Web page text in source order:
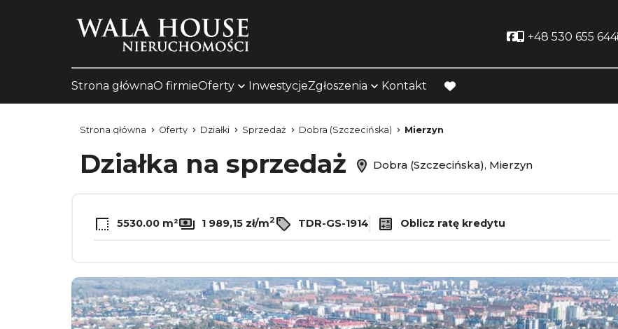
Social link
+48 530 655 644
Strona głównaO firmieOferty InwestycjeZgłoszenia Kontakt
favorite
Strona główna Oferty Działki Sprzedaż Dobra (Szczecińska) Mierzyn
Działka na sprzedaż Dobra (Szczecińska), Mierzyn
5530.00 m² 1 989,15 zł/m2 TDR-GS-1914 Oblicz ratę kredytu